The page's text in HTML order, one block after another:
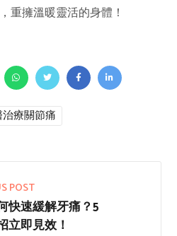
重擁溫暖靈活的身體！
療關節痛
POST
快速緩解牙痛？5
立即見效！